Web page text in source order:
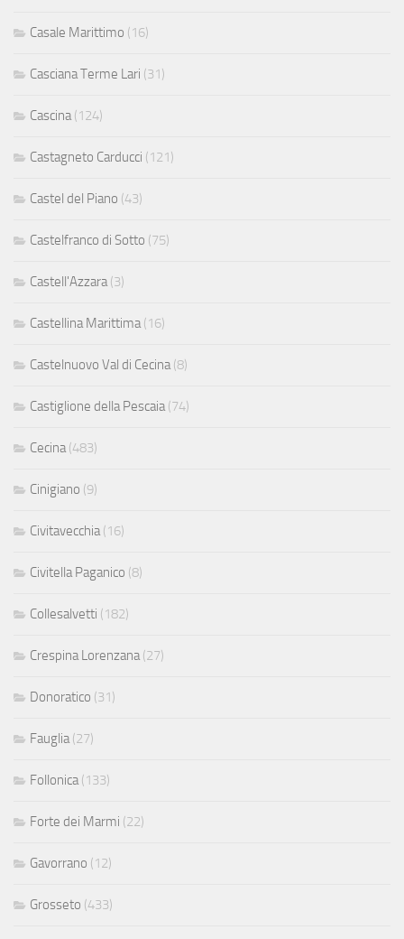
Casale Marittimo (16)
Casciana Terme Lari (31)
Cascina (124)
Castagneto Carducci (121)
Castel del Piano (43)
Castelfranco di Sotto (75)
Castell'Azzara (3)
Castellina Marittima (16)
Castelnuovo Val di Cecina (8)
Castiglione della Pescaia (74)
Cecina (483)
Cinigiano (9)
Civitavecchia (16)
Civitella Paganico (8)
Collesalvetti (182)
Crespina Lorenzana (27)
Donoratico (31)
Fauglia (27)
Follonica (133)
Forte dei Marmi (22)
Gavorrano (12)
Grosseto (433)